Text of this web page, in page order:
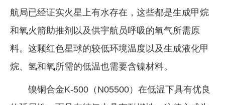
航局已经证实火星上有水存在，这些都是生成甲烷
和氧火箭助推剂以及供宇航员呼吸的氧气所需原
料。这颗红色星球的较低环境温度以及生成液化甲
烷、氢和氧所需的低温也需要含镍材料。
镍铜合金K-500（N05500）在低温下具有优良